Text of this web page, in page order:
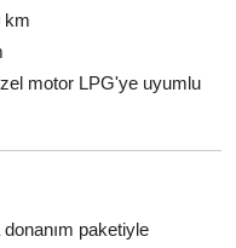
km
motor LPG'ye uyumlu
paketiyle